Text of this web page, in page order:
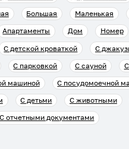
Большая Маленькая
Апартаменты Дом Номер
С детской кроваткой С
С парковкой С сауной
машиной
С посудомоечной
С детьми С животными
С отчетными документами